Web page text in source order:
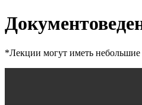
*Лекции могут иметь небольшие